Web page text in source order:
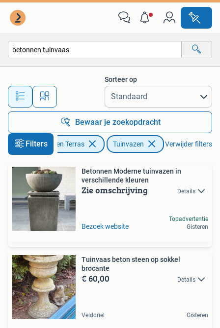
Alle afstanden…
Sorteer op
Bewaar je zoekopdracht
FiltersTuin en Terras Tuinvazen Verwijder filters
Betonnen Moderne tuinvazen in
verschillende kleuren
Zie omschrijving Details
Bezoek website
Topadvertentie
Gisteren
Tuinvaas beton steen op sokkel
brocante
€ 60,00 Details
Velddriel Gisteren